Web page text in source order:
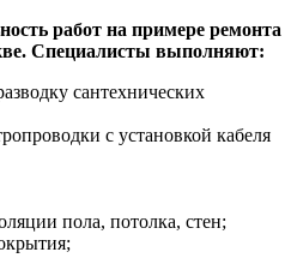
работ на примере ремонта
Специалисты выполняют:
сантехнических
с установкой кабеля
пола, потолка, стен;